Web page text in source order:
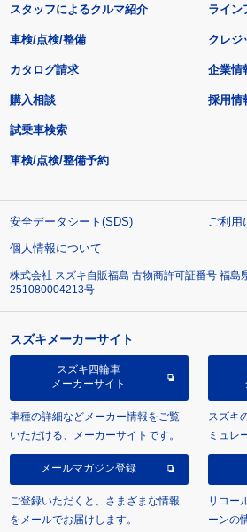
スタッフによるクルマ紹介 ライン
車検/点検/整備 クレジ
カタログ請求
購入相談
試乗車検索
車検/点検/整備予約
企業情
採用情
安全データシート(SDS)
ご利用
個人情報について
株式会社 スズキ自販福島 古物商許可証番号 福島
251080004213号
スズキメーカーサイト
スズキ四輪車
メーカーサイト
車種の詳細などメーカー情報をご覧
いただける、メーカーサイトです。
スズキ
ミュレ
メールマガジン登録
ご登録いただくと、さまざまな情報
をメールでお届けします。
リコー
ーンの